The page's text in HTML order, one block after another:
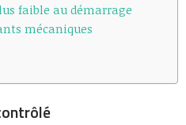
faible au démarrage
mécaniques